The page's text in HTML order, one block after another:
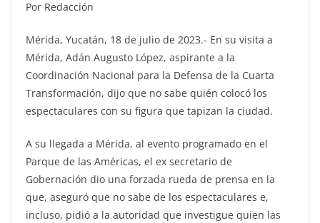
Por Redacción
Mérida, Yucatán, 18 de julio de 2023.- En su visita a
Mérida, Adán Augusto López, aspirante a la
Coordinación Nacional para la Defensa de la Cuarta
Transformación, dijo que no sabe quién colocó los
espectaculares con su figura que tapizan la ciudad.
A su llegada a Mérida, al evento programado en el
Parque de las Américas, el ex secretario de
Gobernación dio una forzada rueda de prensa en la
que, aseguró que no sabe de los espectaculares e,
incluso, pidió a la autoridad que investigue quien las